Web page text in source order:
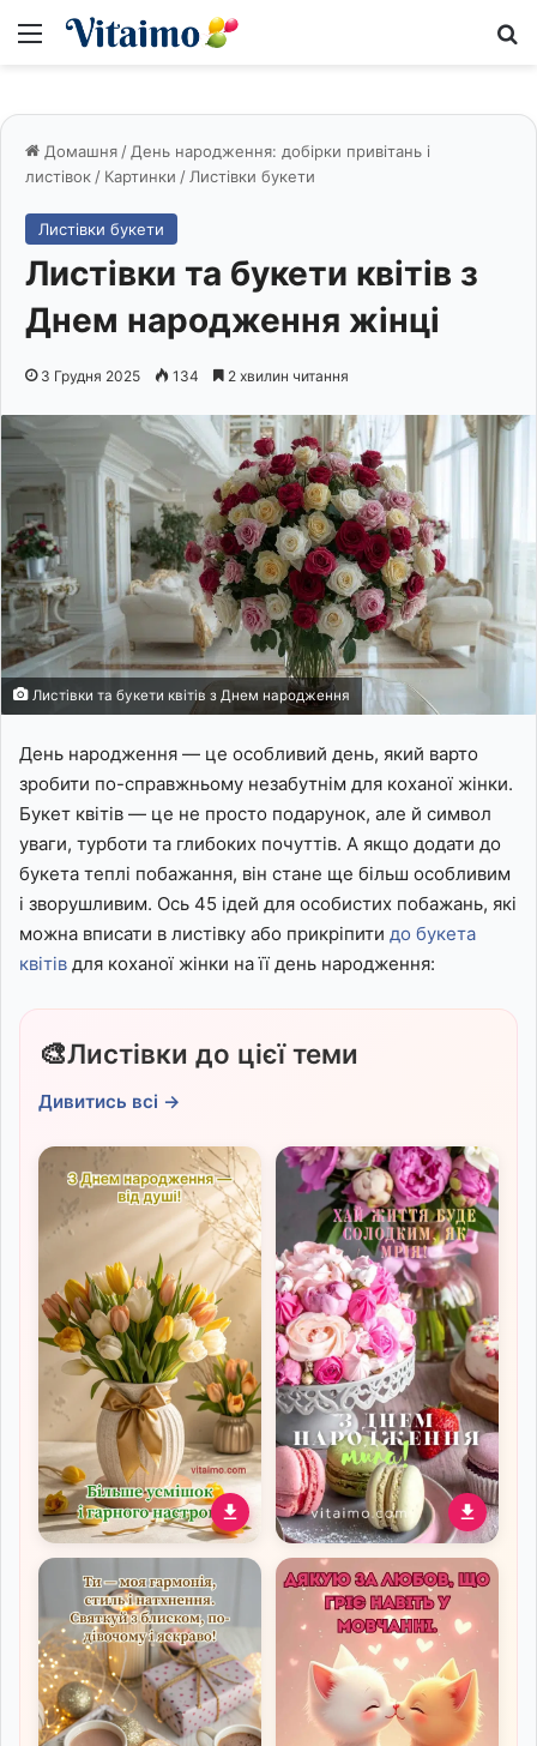
Меню
Домашня / День народження: добірки привітань і
листівок / Картинки / Листівки букети
Листівки букети
Листівки та букети квітів з
Днем народження жінці
3 Грудня 2025 134 2 хвилин читання
Листівки та букети квітів з Днем народження
День народження — це особливий день, який варто
зробити по-справжньому незабутнім для коханої жінки.
Букет квітів — це не просто подарунок, але й символ
уваги, турботи та глибоких почуттів. А якщо додати до
букета теплі побажання, він стане ще більш особливим
і зворушливим. Ось 45 ідей для особистих побажань, які
можна вписати в листівку або прикріпити до букета
квітів для коханої жінки на її день народження:
🎨Листівки до цієї теми
Дивитись всі →
народження з букетом
тюльпанів
Ніжна й солодка листівка
з привітанням до дня
народження для милої